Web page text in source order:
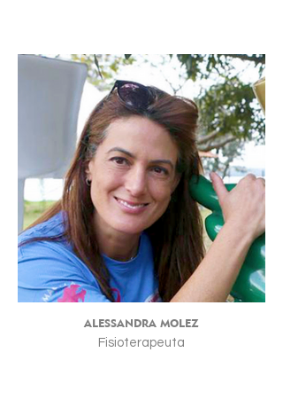
ALESSANDRA MOLEZ
Fisioterapeuta